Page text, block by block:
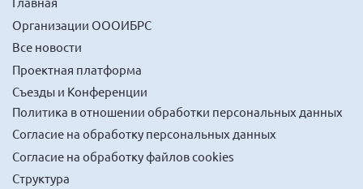
Организации ОООИБРС
Все новости
Проектная платформа
Съезды и Конференции
Политика в отношении обработки персональных данных
Согласие на обработку персональных данных
Согласие на обработку файлов cookies
Структура